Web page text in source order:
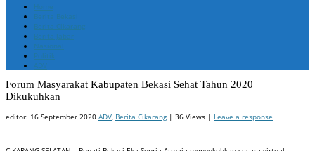
Home
Berita Bekasi
Berita Cikarang
Berita Jabar
Nasional
Politik
ADV
Forum Masyarakat Kabupaten Bekasi Sehat Tahun 2020
Dikukuhkan
editor: 16 September 2020 ADV Berita Cikarang| 36 Views | Leave a response